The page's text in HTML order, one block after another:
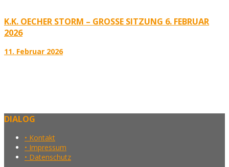
K.K. OECHER STORM – GROSSE SITZUNG 6. FEBRUAR 2
026
11. Februar 2026
DIALOG
• Kontakt
• Impressum
• Datenschutz